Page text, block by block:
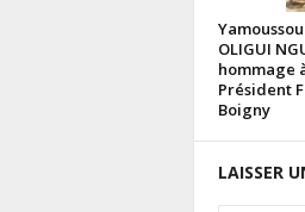
OLIGUI
hommage
Président
Boigny
LAISSER